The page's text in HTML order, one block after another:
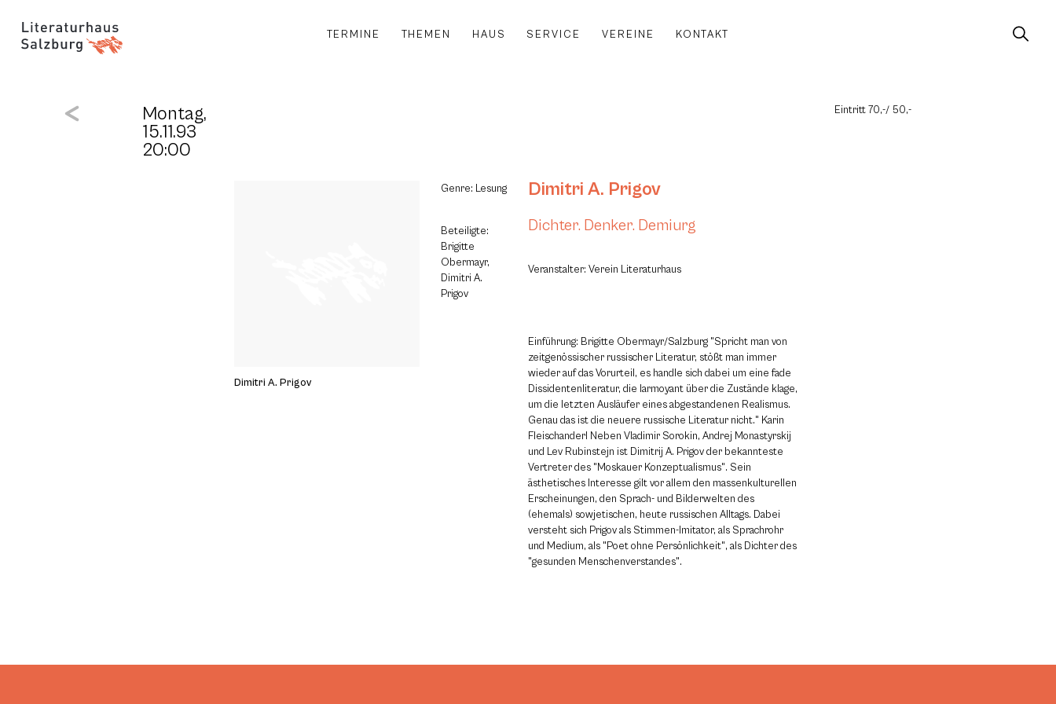
TERMINE THEMEN HAUS SERVICE VEREINE KONTAKT
Montag,
15.11.93
20:00
Eintritt 70,-/ 50,-
Dimitri A. Prigov
Genre: Lesung
Beteiligte:
Brigitte
Obermayr,
Dimitri A.
Prigov
Dimitri A. Prigov
Dichter. Denker. Demiurg
Veranstalter: Verein Literaturhaus
Einführung: Brigitte Obermayr/Salzburg "Spricht man von
zeitgenössischer russischer Literatur, stößt man immer
wieder auf das Vorurteil, es handle sich dabei um eine fade
Dissidentenliteratur, die larmoyant über die Zustände klage,
um die letzten Ausläufer eines abgestandenen Realismus.
Genau das ist die neuere russische Literatur nicht." Karin
Fleischanderl Neben Vladimir Sorokin, Andrej Monastyrskij
und Lev Rubinstejn ist Dimitrij A. Prigov der bekannteste
Vertreter des "Moskauer Konzeptualismus". Sein
ästhetisches Interesse gilt vor allem den massenkulturellen
Erscheinungen, den Sprach- und Bilderwelten des
(ehemals) sowjetischen, heute russischen Alltags. Dabei
versteht sich Prigov als Stimmen-Imitator, als Sprachrohr
und Medium, als "Poet ohne Persönlichkeit", als Dichter des
"gesunden Menschenverstandes".